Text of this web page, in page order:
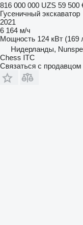
816 000 000 UZS 59 500
Гусеничный экскаватор
2021
6 164 м/ч
Мощность 124 кВт (169
Нидерланды,
Chess ITC
Связаться с продавцом